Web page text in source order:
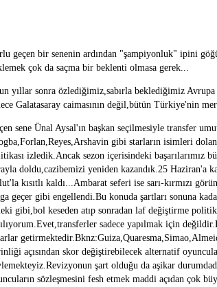
geçen bir senenin ardından "şampiyonluk" ipini
çok da saçma bir beklenti olmasa gerek...
yıllar sonra özlediğimiz,sabırla beklediğimiz
Galatasaray caimasının değil,bütün Türkiye'nin
sene Ünal Aysal'ın başkan seçilmesiyle transfer
gibi starların isimleri
izledik.Ancak sezon içerisindeki başarılarımız
doldu,cazibemizi yeniden kazandık.25 Haziran'a
kısıtlı kaldı...Ambarat seferi ise sarı-kırmızı
geçer gibi engellendi.Bu konuda şartları sonuna
gibi,bol keseden atıp sonradan laf değiştirme
sadece yapılmak için
açısından skor değiştirebilecek alternatif
şart olduğu da aşikar
sözleşmesini fesh etmek maddi açıdan çok